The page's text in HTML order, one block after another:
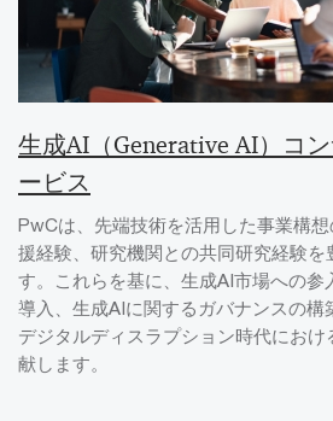
生成AI（Generative AI）コ
ービス
PwCは、先端技術を活用した事業構
援経験、研究機関との共同研究経験を
す。これらを基に、生成AI市場への参
導入、生成AIに関するガバナンスの構
デジタルディスラプション時代にお
献します。